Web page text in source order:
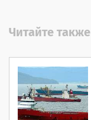
Читайте также